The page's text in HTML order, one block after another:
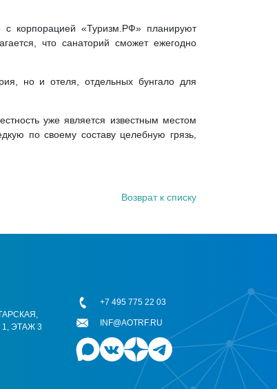
с корпорацией «Туризм.РФ» планируют
что санаторий сможет ежегодно
но и отеля, отдельных бунгало для
уже является известным местом
по своему составу целебную грязь,
Возврат к списку
ЭТАЖ 3
+7 495 775 22 03
INF@AOTRF.RU